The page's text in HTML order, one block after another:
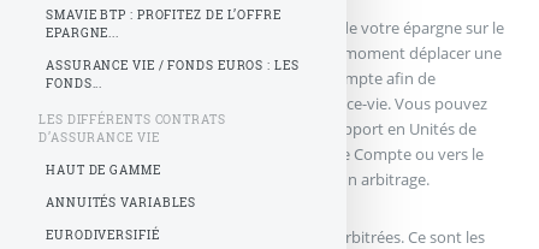
Par exemple, si vous avez investi la totalité de votre épargne sur le
fonds en euros garanti, vous pouvez à tout moment déplacer une
partie de ces sommes vers des Unités de Compte afin de
dynamiser les rendements de votre assurance-vie. Vous pouvez
également transférer votre épargne d’un support en Unités de
Comptes vers un autre support en Unités de Compte ou vers le
fonds en euros. C’est ce qu’on appelle faire un arbitrage.
L’assureur prélève une partie des sommes arbitrées. Ce sont les
SMAVIE BTP : PROFITEZ DE L’OFFRE
EPARGNE...
ASSURANCE VIE / FONDS EUROS : LES
FONDS...
LES DIFFÉRENTS CONTRATS
D’ASSURANCE VIE
HAUT DE GAMME
ANNUITÉS VARIABLES
EURODIVERSIFIÉ